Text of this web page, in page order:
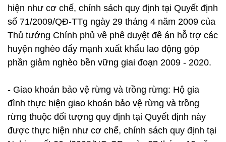
hiện như cơ chế, chính sách quy định tại Quyết định
số 71/2009/QĐ-TTg ngày 29 tháng 4 năm 2009 của
Thủ tướng Chính phủ về phê duyệt đề án hỗ trợ các
huyện nghèo đẩy mạnh xuất khẩu lao động góp
phần giảm nghèo bền vững giai đoạn 2009 - 2020.
- Giao khoán bảo vệ rừng và trồng rừng: Hộ gia
đình thực hiện giao khoán bảo vệ rừng và trồng
rừng thuộc đối tượng quy định tại Quyết định này
được thực hiện như cơ chế, chính sách quy định tại